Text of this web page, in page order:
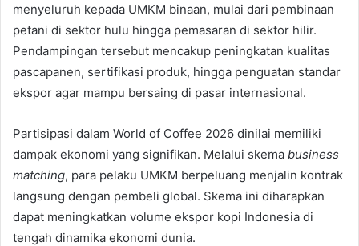
menyeluruh kepada UMKM binaan, mulai dari pembinaan
petani di sektor hulu hingga pemasaran di sektor hilir.
Pendampingan tersebut mencakup peningkatan kualitas
pascapanen, sertifikasi produk, hingga penguatan standar
ekspor agar mampu bersaing di pasar internasional.
Partisipasi dalam World of Coffee 2026 dinilai memiliki
dampak ekonomi yang signifikan. Melalui skema business
matching, para pelaku UMKM berpeluang menjalin kontrak
langsung dengan pembeli global. Skema ini diharapkan
dapat meningkatkan volume ekspor kopi Indonesia di
tengah dinamika ekonomi dunia.